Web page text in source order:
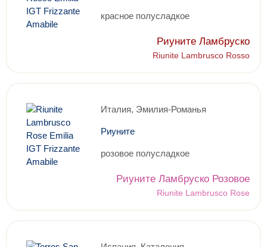
красное полусладкое
Риуните Ламбруско
Riunite Lambrusco Rosso
Италия, Эмилия-Романья
Риуните
розовое полусладкое
Риуните Ламбруско Розовое
Riunite Lambrusco Rose